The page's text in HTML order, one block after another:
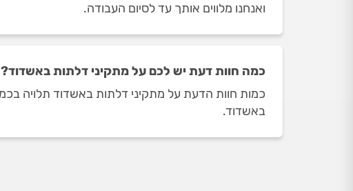
ואנחנו מלווים אותך עד לסיום העבודה.
כמה חוות דעת יש לכם על מתקיני דלתות באשדוד?
באשדוד.